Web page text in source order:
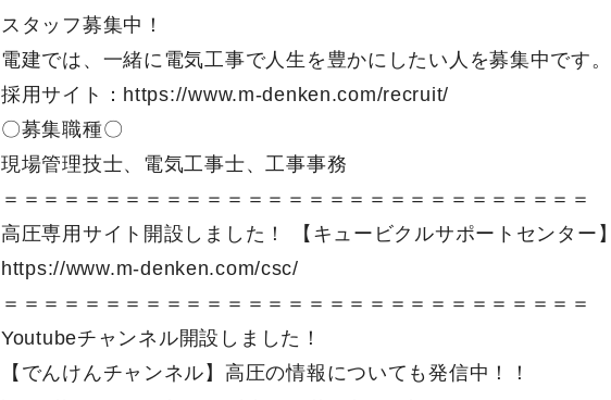
スタッフ募集中！
電建では、一緒に電気工事で人生を豊かにしたい人を募集中です。
採用サイト： https://www.m-denken.com/recruit/
〇募集職種〇
現場管理技士、電気工事士、工事事務
＝＝＝＝＝＝＝＝＝＝＝＝＝＝＝＝＝＝＝＝＝＝＝＝＝＝＝＝＝
高圧専用サイト開設しました！ 【キュービクルサポートセンター】
https://www.m-denken.com/csc/
＝＝＝＝＝＝＝＝＝＝＝＝＝＝＝＝＝＝＝＝＝＝＝＝＝＝＝＝＝
Youtubeチャンネル開設しました！
【でんけんチャンネル】高圧の情報についても発信中！！